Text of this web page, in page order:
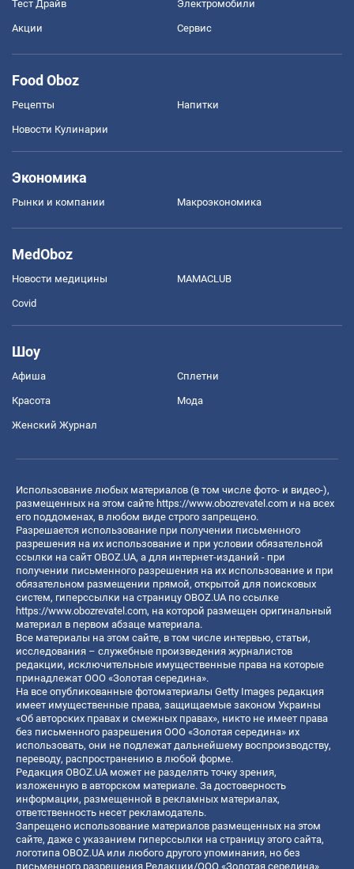
Тест Драйв Электромобили
Акции Сервис
Food Oboz
Рецепты Напитки
Новости Кулинарии
Экономика
Рынки и компании Mакроэкономика
MedOboz
Новости медицины MAMACLUB
Covid
Шоу
Афиша Сплетни
Красота Мода
Женский Журнал
Использование любых материалов (в том числе фото- и видео-),
размещенных на этом сайте https://www.obozrevatel.com и на всех
его поддоменах, в любом виде строго запрещено.
Разрешается использование при получении письменного
разрешения на их использование и при условии обязательной
ссылки на сайт OBOZ.UA, а для интернет-изданий - при
получении письменного разрешения на их использование и при
обязательном размещении прямой, открытой для поисковых
систем, гиперссылки на страницу OBOZ.UA по ссылке
https://www.obozrevatel.com, на которой размещен оригинальный
материал в первом абзаце материала.
Все материалы на этом сайте, в том числе интервью, статьи,
исследования – служебные произведения журналистов
редакции, исключительные имущественные права на которые
принадлежат ООО «Золотая середина».
На все опубликованные фотоматериалы Getty Images редакция
имеет имущественные права, защищаемые законом Украины
«Об авторских правах и смежных правах», никто не имеет права
без письменного разрешения ООО «Золотая середина» их
использовать, они не подлежат дальнейшему воспроизводству,
переводу, распространению в любой форме.
Редакция OBOZ.UA может не разделять точку зрения,
изложенную в авторском материале. За достоверность
информации, размещенной в рекламных материалах,
ответственность несет рекламодатель.
Запрещено использование материалов размещенных на этом
сайте, даже с указанием гиперссылки на страницу этого сайта,
логотипа OBOZ.UA или любого другого упоминания, но без
письменного разрешения Редакции/ООО «Золотая середина»